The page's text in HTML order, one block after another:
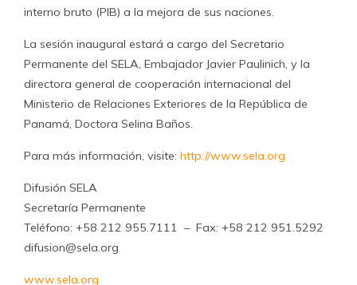
interno bruto (PIB) a la mejora de sus naciones.
La sesión inaugural estará a cargo del Secretario
Permanente del SELA, Embajador Javier Paulinich, y la
directora general de cooperación internacional del
Ministerio de Relaciones Exteriores de la República de
Panamá, Doctora Selina Baños.
Para más información, visite: http://www.sela.org
Difusión SELA
Secretaría Permanente
Teléfono: +58 212 955.7111 – Fax: +58 212 951.5292
difusion@sela.org
www.sela.org